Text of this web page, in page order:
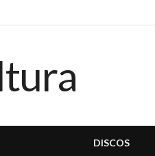
DISCOS